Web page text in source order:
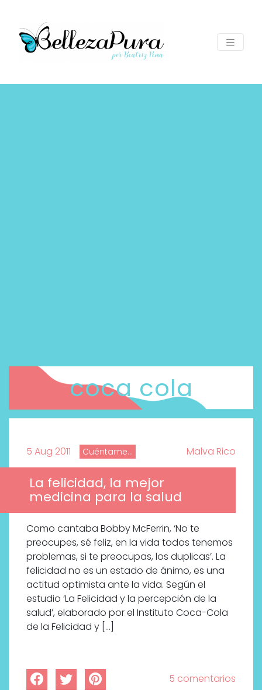
coca cola
5 Aug 2011 Cuéntame... Malva Rico
La felicidad, la mejor
medicina para la salud
Como cantaba Bobby McFerrin, ‘No te
preocupes, sé feliz, en la vida todos tenemos
problemas, si te preocupas, los duplicas’. La
felicidad no es un estado de ánimo, es una
actitud optimista ante la vida. Según el
estudio ‘La Felicidad y la percepción de la
salud’, elaborado por el Instituto Coca-Cola
de la Felicidad y […]
5 comentarios